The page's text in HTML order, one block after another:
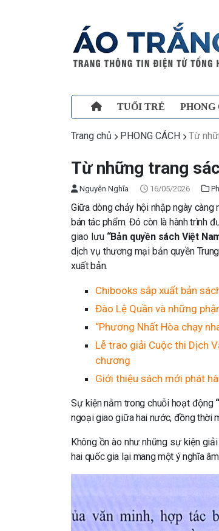
TUỔI TRẺ PHONG
Trang chủ PHONG CÁCH Từ
Từ những trang
Nguyễn Nghĩa 16/05/2026
Giữa dòng chảy hội nhập ngày càng
bán tác phẩm. Đó còn là hành trình
giao lưu “Bản quyền sách Việt
dịch vụ thương mại bản quyền
xuất bản.
Chibooks sắp xuất bản
Đào Lệ Quần và những
“Phương Nhất Hòa chạy
Lễ trao giải Cuộc thi Dịch
chương
Giới thiệu sách mới phát
Sự kiện nằm trong chuỗi hoạt động
ngoại giao giữa hai nước, đồng thời
Không ồn ào như những sự kiện
hai quốc gia lại mang một ý nghĩa